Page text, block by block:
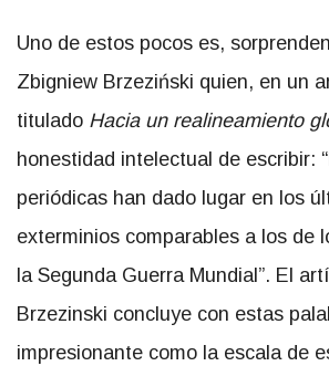
Uno de estos pocos es,
Zbigniew Brzeziński quien, en un
titulado Hacia un realineamiento
honestidad intelectual de escribir:
periódicas han dado lugar en los
exterminios comparables a los de
la Segunda Guerra Mundial”. El
Brzezinski concluye con estas
impresionante como la escala de